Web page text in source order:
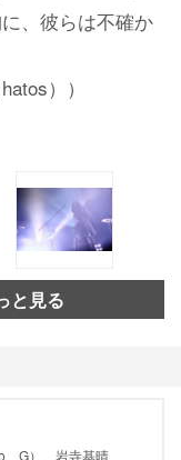
、彼らは不確か
））
と見る
G）、岩寺基晴